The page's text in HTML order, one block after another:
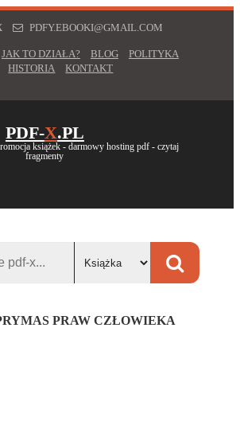
PDFY.EBOOKI@GMAIL.COM
JAK TO DZIAŁA? BLOG
POLITYKA
HISTORIA
KONTAKT
PDF-X.PL
książek - darmowy hosting pdf - czytaj
fragmenty
PRAW CZŁOWIEKA